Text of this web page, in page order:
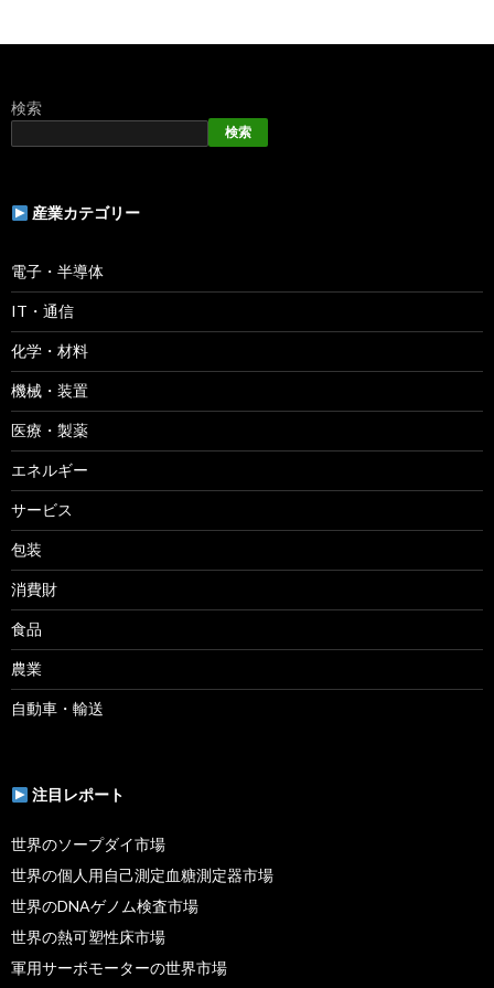
検索
検索
産業カテゴリー
電子・半導体
IT・通信
化学・材料
機械・装置
医療・製薬
エネルギー
サービス
包装
消費財
食品
農業
自動車・輸送
注目レポート
世界のソープダイ市場
世界の個人用自己測定血糖測定器市場
世界のDNAゲノム検査市場
世界の熱可塑性床市場
軍用サーボモーターの世界市場